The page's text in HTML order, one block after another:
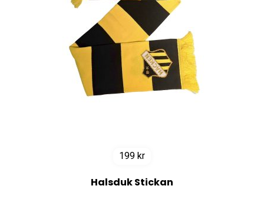
199 kr
Halsduk Stickan